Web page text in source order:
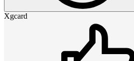
Xgcard